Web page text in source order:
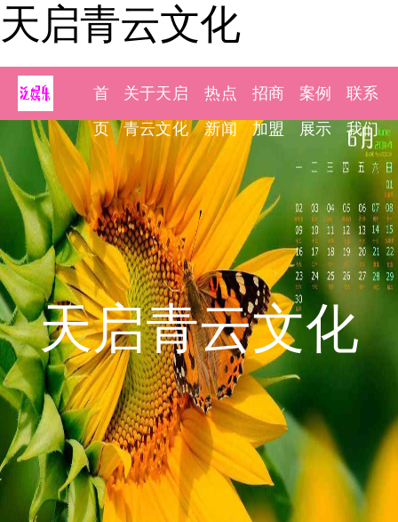
天启青云文化
首
页
关于天启
青云文化
热点
新闻
招商
加盟
案例
展示
联系
我们
天启青云文化